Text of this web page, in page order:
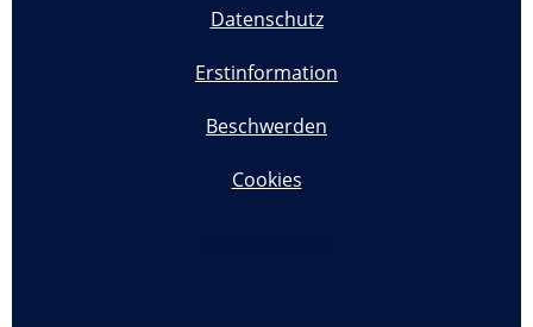
Datenschutz
Erstinformation
Beschwerden
Cookies